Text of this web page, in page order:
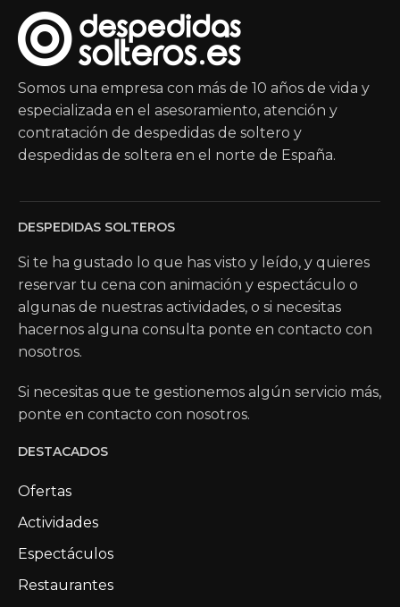
Somos una empresa con más de 10 años de vida y
especializada en el asesoramiento, atención y
contratación de despedidas de soltero y
despedidas de soltera en el norte de España.
DESPEDIDAS SOLTEROS
Si te ha gustado lo que has visto y leído, y quieres
reservar tu cena con animación y espectáculo o
algunas de nuestras actividades, o si necesitas
hacernos alguna consulta ponte en contacto con
nosotros.
Si necesitas que te gestionemos algún servicio más,
ponte en contacto con nosotros.
DESTACADOS
Ofertas
Actividades
Espectáculos
Restaurantes